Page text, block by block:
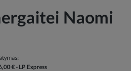
Naomi
€- LP Express